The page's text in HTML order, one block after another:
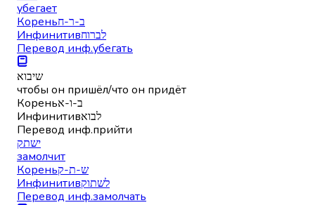
убегает
Кореньב-ר-ח
Инфинитивלברוח
Перевод инф.убегать
שיבוא
чтобы он пришёл/что он придёт
Кореньב-ו-א
Инфинитивלבוא
Перевод инф.прийти
ישתק
замолчит
Кореньש-ת-ק
Инфинитивלשתוק
Перевод инф.замолчать